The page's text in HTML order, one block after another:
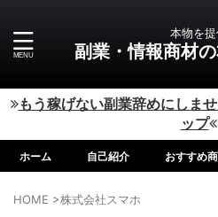
本物を
副業・情報商材
もう稼げない副業辞めにしま
ップ
ホーム 自己紹介 おすすめ
HOME >株式会社スマホ